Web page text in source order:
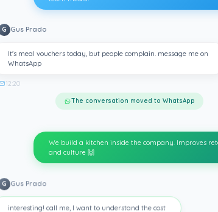
G Gus Prado
It's meal vouchers today, but people complain. message me on
WhatsApp
12:20
The conversation moved to WhatsApp
We build a kitchen inside the company. Improves
and culture 🙌
G Gus Prado
interesting! call me, I want to understand the cost